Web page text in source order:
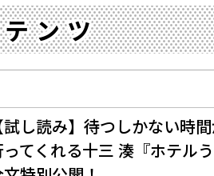
ンツ
試し読み】待つしかない時
ってくれる――十三 湊『ホテ